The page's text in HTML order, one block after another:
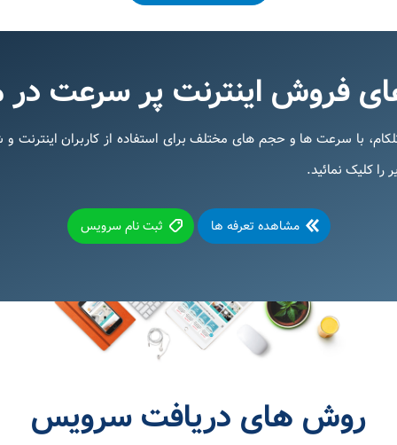
فروش اینترنت پر سرعت
با سرعت ها و حجم های مختلف برای استفاده از کاربران
کلیک نمائید.
مشاهده تعرفه ها ثبت نام سرویس
روش های دریافت سرویس